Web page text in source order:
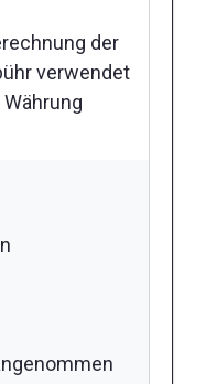
der
verwendet